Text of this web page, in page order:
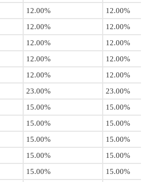
12.00%
12.00%
12.00%
12.00%
12.00%
12.00%
12.00%
12.00%
12.00%
12.00%
23.00%
23.00%
15.00%
15.00%
15.00%
15.00%
15.00%
15.00%
15.00%
15.00%
15.00%
15.00%